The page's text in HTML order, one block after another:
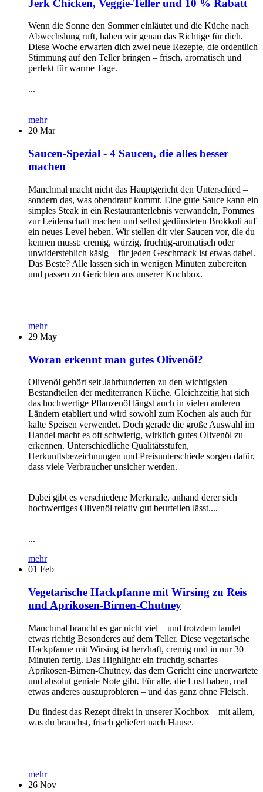
Jerk Chicken, Veggie-Teller und 10 % Rabatt
Wenn die Sonne den Sommer einläutet und die Küche nach
Abwechslung ruft, haben wir genau das Richtige für dich.
Diese Woche erwarten dich zwei neue Rezepte, die ordentlich
Stimmung auf den Teller bringen – frisch, aromatisch und
perfekt für warme Tage.
...
mehr
20 Mar
Saucen-Spezial - 4 Saucen, die alles besser
machen
Manchmal macht nicht das Hauptgericht den Unterschied –
sondern das, was obendrauf kommt. Eine gute Sauce kann ein
simples Steak in ein Restauranterlebnis verwandeln, Pommes
zur Leidenschaft machen und selbst gedünsteten Brokkoli auf
ein neues Level heben. Wir stellen dir vier Saucen vor, die du
kennen musst: cremig, würzig, fruchtig-aromatisch oder
unwiderstehlich käsig – für jeden Geschmack ist etwas dabei.
Das Beste? Alle lassen sich in wenigen Minuten zubereiten
und passen zu Gerichten aus unserer Kochbox.
mehr
29 May
Woran erkennt man gutes Olivenöl?
Olivenöl gehört seit Jahrhunderten zu den wichtigsten
Bestandteilen der mediterranen Küche. Gleichzeitig hat sich
das hochwertige Pflanzenöl längst auch in vielen anderen
Ländern etabliert und wird sowohl zum Kochen als auch für
kalte Speisen verwendet. Doch gerade die große Auswahl im
Handel macht es oft schwierig, wirklich gutes Olivenöl zu
erkennen. Unterschiedliche Qualitätsstufen,
Herkunftsbezeichnungen und Preisunterschiede sorgen dafür,
dass viele Verbraucher unsicher werden.
Dabei gibt es verschiedene Merkmale, anhand derer sich
hochwertiges Olivenöl relativ gut beurteilen lässt....
...
mehr
01 Feb
Vegetarische Hackpfanne mit Wirsing zu Reis
und Aprikosen-Birnen-Chutney
Manchmal braucht es gar nicht viel – und trotzdem landet
etwas richtig Besonderes auf dem Teller. Diese vegetarische
Hackpfanne mit Wirsing ist herzhaft, cremig und in nur 30
Minuten fertig. Das Highlight: ein fruchtig-scharfes
Aprikosen-Birnen-Chutney, das dem Gericht eine unerwartete
und absolut geniale Note gibt. Für alle, die Lust haben, mal
etwas anderes auszuprobieren – und das ganz ohne Fleisch.
Du findest das Rezept direkt in unserer Kochbox – mit allem,
was du brauchst, frisch geliefert nach Hause.
mehr
26 Nov